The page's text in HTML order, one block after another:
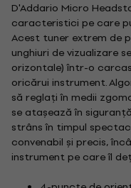
D'Addario Micro
caracteristici pe care
Acest tuner extrem de
unghiuri de vizualizare
orizontale) într-o
oricărui instrument.
să reglați în medii
se atașează în
strâns în timpul
convenabil și precis,
instrument pe care îl